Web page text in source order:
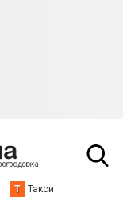
Т Такси